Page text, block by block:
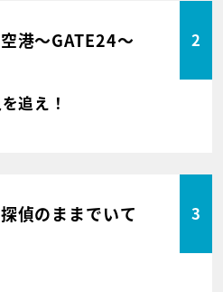
港～GATE24～ 2
追え！
偵のままでいて 3